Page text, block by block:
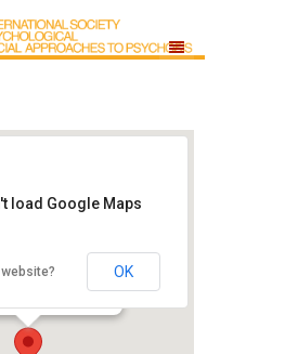
2 - Kristiansand
load Google Maps
OK